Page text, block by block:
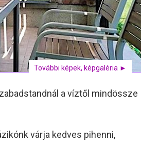
További képek, képgaléria ►
a víztől mindössze
várja kedves pihenni,